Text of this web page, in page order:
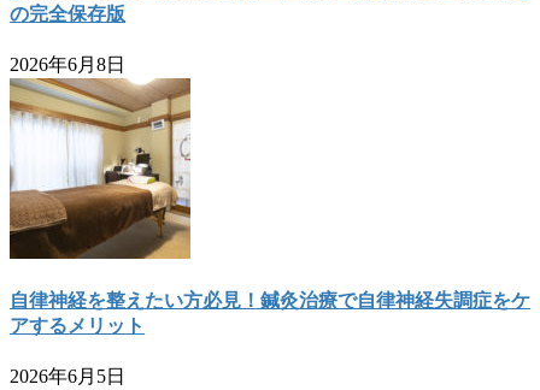
の完全保存版
2026年6月8日
自律神経を整えたい方必見！鍼灸治療で自律神経失調症をケ
アするメリット
2026年6月5日